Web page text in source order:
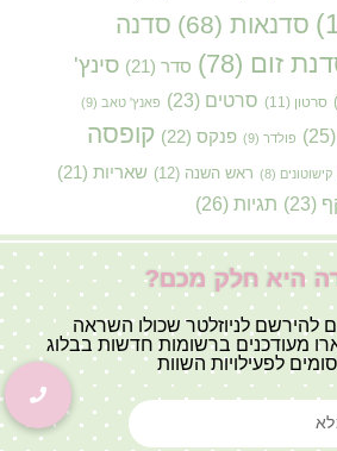
סדנאות (68)
סדנה
זום (78) סדר (21)
סינץ'
סרטון (11) סרטים (23) פאנץ' טאב (9)
(25) פולדר (9) פנקס (22)
קופסה
קישוטונים (8) ראש השנה (12) שאריות (21)
(23) תגיות (26)
היא חלק מכם?
להירשם לניוזלטר שכולו השראה
מעודכנים ברשומות חדשות בבלוג
לפעילויות השוות